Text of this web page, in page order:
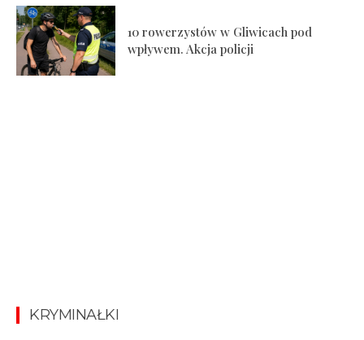
10 rowerzystów w Gliwicach pod
wpływem. Akcja policji
KRYMINAŁKI